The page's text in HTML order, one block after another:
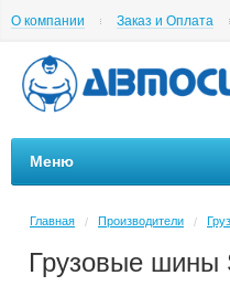
О компании
Заказ и Оплата
Меню
Главная / Производители /
Грузовые шины